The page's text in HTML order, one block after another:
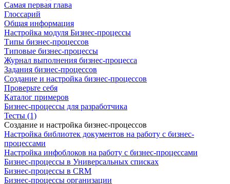
Самая первая глава
Глоссарий
Общая информация
Настройка модуля Бизнес-процессы
Типы бизнес-процессов
Типовые бизнес-процессы
Журнал выполнения бизнес-процесса
Задания бизнес-процессов
Создание и настройка бизнес-процессов
Проверьте себя
Каталог примеров
Бизнес-процессы для разработчика
Тесты (1)
Создание и настройка бизнес-процессов
Настройка библиотек документов на работу с бизнес-
процессами
Настройка инфоблоков на работу с бизнес-процессами
Бизнес-процессы в Универсальных списках
Бизнес-процессы в CRM
Бизнес-процессы организации